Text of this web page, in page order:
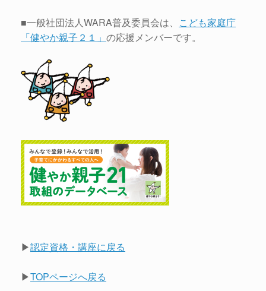
■一般社団法人WARA普及委員会は、 こども家庭庁
「健やか親子２１」 の応援メンバーです。
▶認定資格・講座に戻る
▶TOPページへ戻る